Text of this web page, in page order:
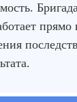
прямо